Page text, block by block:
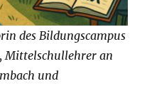
des Bildungscampus
Mittelschullehrer an
und